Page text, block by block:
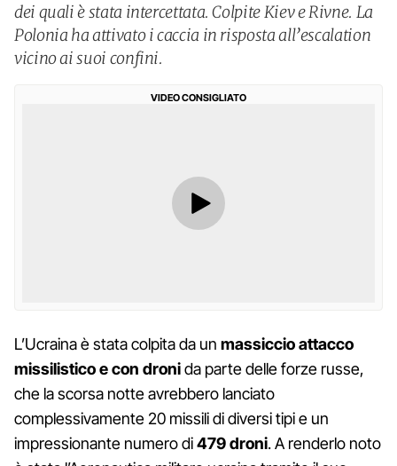
dei quali è stata intercettata. Colpite Kiev e Rivne. La
Polonia ha attivato i caccia in risposta all’escalation
vicino ai suoi confini.
VIDEO CONSIGLIATO
L’Ucraina è stata colpita da un massiccio attacco
missilistico e con dronida parte delle forze russe,
che la scorsa notte avrebbero lanciato
complessivamente 20 missili di diversi tipi e un
impressionante numero di479 droni. A renderlo noto